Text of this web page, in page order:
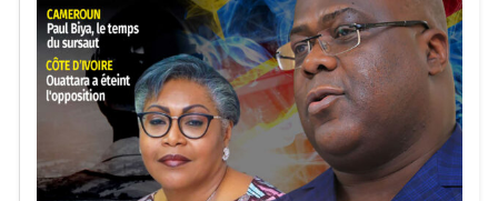
tout en posant la question de l’équilibre futur entre
autorité présidentielle et influence partisane.
Notre Afrik avec AFP